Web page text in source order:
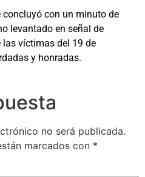
concluyó con un minuto de
levantado en señal de
víctimas del 19 de
y honradas.
no será publicada.
marcados con *